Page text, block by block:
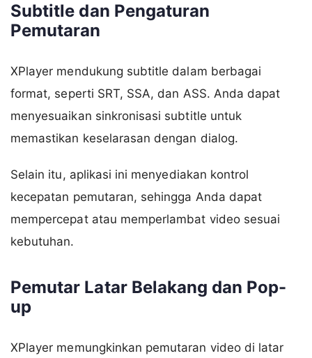
Subtitle dan Pengaturan
Pemutaran
XPlayer mendukung subtitle dalam berbagai
format, seperti SRT, SSA, dan ASS. Anda dapat
menyesuaikan sinkronisasi subtitle untuk
memastikan keselarasan dengan dialog.
Selain itu, aplikasi ini menyediakan kontrol
kecepatan pemutaran, sehingga Anda dapat
mempercepat atau memperlambat video sesuai
kebutuhan.
Pemutar Latar Belakang dan Pop-
up
XPlayer memungkinkan pemutaran video di latar